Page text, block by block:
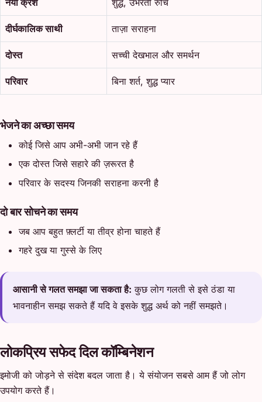
दीर्घकालिक साथी ताज़ा सराहना
दोस्त सच्ची देखभाल और समर्थन
परिवार बिना शर्त, शुद्ध प्यार
भेजने का अच्छा समय
कोई जिसे आप अभी-अभी जान रहे हैं
एक दोस्त जिसे सहारे की ज़रूरत है
परिवार के सदस्य जिनकी सराहना करनी है
दो बार सोचने का समय
जब आप बहुत फ़्लर्टी या तीव्र होना चाहते हैं
गहरे दुख या गुस्से के लिए
आसानी से गलत समझा जा सकता है: कुछ लोग गलती से इसे ठंडा या
भावनाहीन समझ सकते हैं यदि वे इसके शुद्ध अर्थ को नहीं समझते।
लोकप्रिय सफेद दिल कॉम्बिनेशन
इमोजी को जोड़ने से संदेश बदल जाता है। ये संयोजन सबसे आम हैं जो लोग
उपयोग करते हैं।